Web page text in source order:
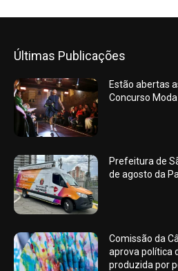
Últimas Publicações
Estão abertas
Concurso
Prefeitura de
de agosto da
Comissão da
aprova política
produzida por